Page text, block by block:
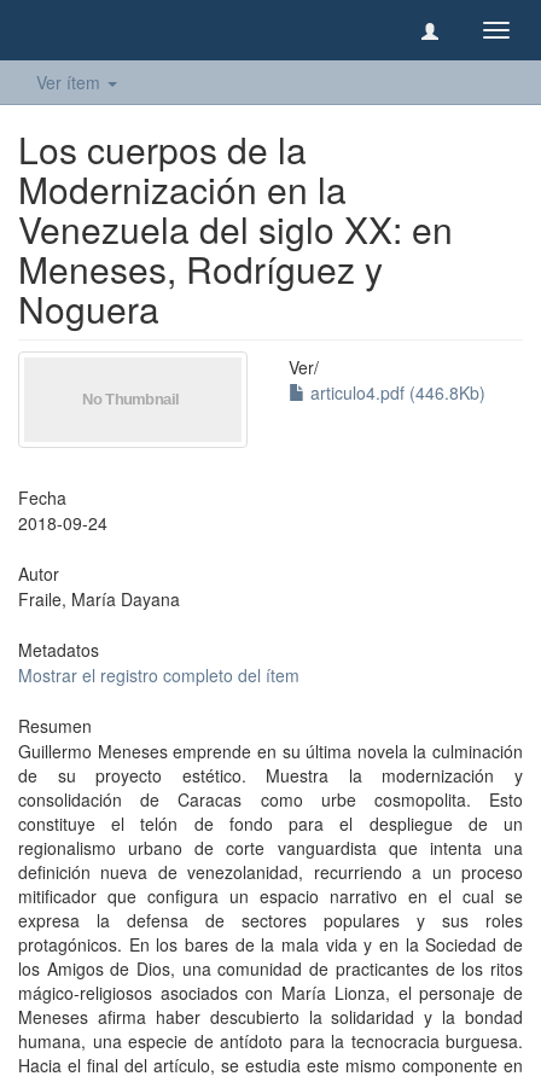
Ver ítem
Los cuerpos de la
Modernización en la
Venezuela del siglo XX: en
Meneses, Rodríguez y
Noguera
Ver/
articulo4.pdf (446.8Kb)
Fecha
2018-09-24
Autor
Fraile, María Dayana
Metadatos
Mostrar el registro completo del ítem
Resumen
Guillermo Meneses emprende en su última novela la culminación
de su proyecto estético. Muestra la modernización y
consolidación de Caracas como urbe cosmopolita. Esto
constituye el telón de fondo para el despliegue de un
regionalismo urbano de corte vanguardista que intenta una
definición nueva de venezolanidad, recurriendo a un proceso
mitificador que configura un espacio narrativo en el cual se
expresa la defensa de sectores populares y sus roles
protagónicos. En los bares de la mala vida y en la Sociedad de
los Amigos de Dios, una comunidad de practicantes de los ritos
mágico-religiosos asociados con María Lionza, el personaje de
Meneses afirma haber descubierto la solidaridad y la bondad
humana, una especie de antídoto para la tecnocracia burguesa.
Hacia el final del artículo, se estudia este mismo componente en